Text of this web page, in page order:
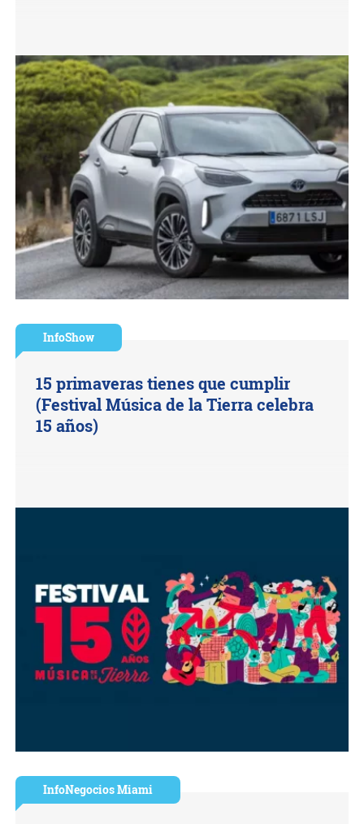
InfoShow
15 primaveras tienes que cumplir
(Festival Música de la Tierra celebra
15 años)
InfoNegocios Miami